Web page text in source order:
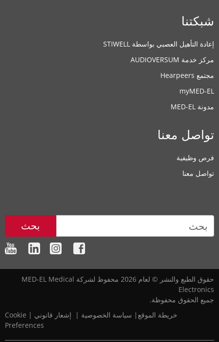
شبكتنا
إعادة التأهيل العصبي بواسطة STIWELL
مركز خدمة AUDIOVERSUM
مجتمع Hearpeers
myMED‑EL
مدونة MED-EL
تواصل معنا
فرص وظيفية
تواصل معنا
بحث
حقوق الطبع والنشر © لعام 2026 محفوظ لشركة MED-EL Medical
Electronics
جميع الحقوق محفوظة.
خريطة الموقع
|‎ سياسة الخصوصية |‎ إشعار قانوني |
Cookie
Preferences